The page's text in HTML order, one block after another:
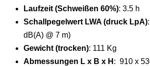
Laufzeit (Schweißen 60%): 3.5 h
Schallpegelwert LWA (druck LpA)
dB(A) @ 7 m)
Gewicht (trocken): 111 Kg
Abmessungen L x B x H : 910 x